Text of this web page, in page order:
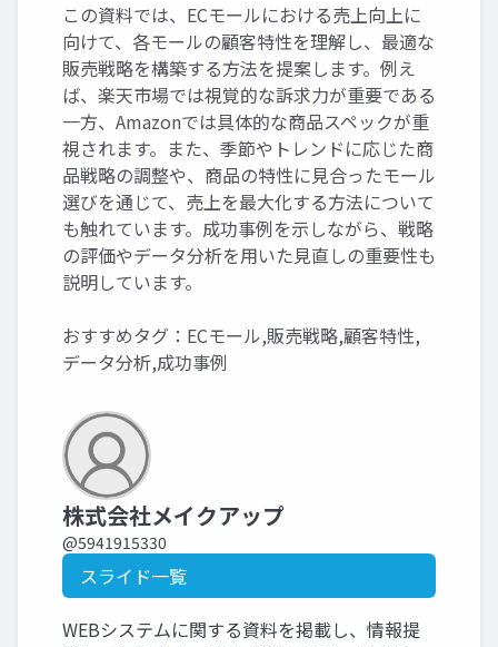
この資料では、ECモールにおける売上向上に
向けて、各モールの顧客特性を理解し、最適な
販売戦略を構築する方法を提案します。例え
ば、楽天市場では視覚的な訴求力が重要である
一方、Amazonでは具体的な商品スペックが重
視されます。また、季節やトレンドに応じた商
品戦略の調整や、商品の特性に見合ったモール
選びを通じて、売上を最大化する方法について
も触れています。成功事例を示しながら、戦略
の評価やデータ分析を用いた見直しの重要性も
説明しています。
おすすめタグ：ECモール,販売戦略,顧客特性,
データ分析,成功事例
株式会社メイクアップ
@5941915330
スライド一覧
WEBシステムに関する資料を掲載し、情報提